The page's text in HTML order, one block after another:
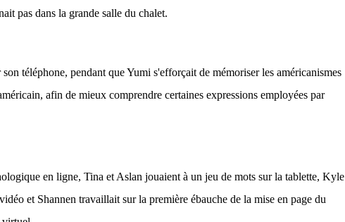
pas dans la grande salle du chalet.
téléphone, pendant que Yumi s'efforçait de mémoriser les américanismes
afin de mieux comprendre certaines expressions employées par
en ligne, Tina et Aslan jouaient à un jeu de mots sur la tablette, Kyle
et Shannen travaillait sur la première ébauche de la mise en page du